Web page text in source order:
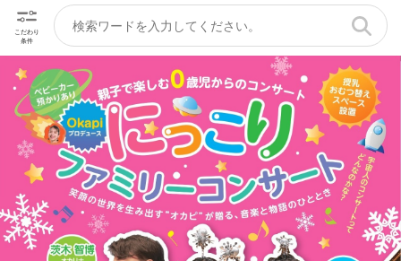
こだわり
条件